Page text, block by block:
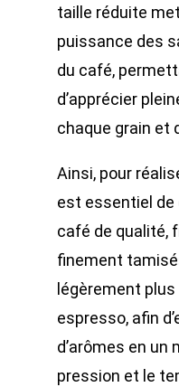
taille réduite
puissance des
du café,
d’apprécier
chaque grain et
Ainsi, pour
est essentiel de
café de qualité,
finement
légèrement
espresso, afin
d’arômes en un
pression et le